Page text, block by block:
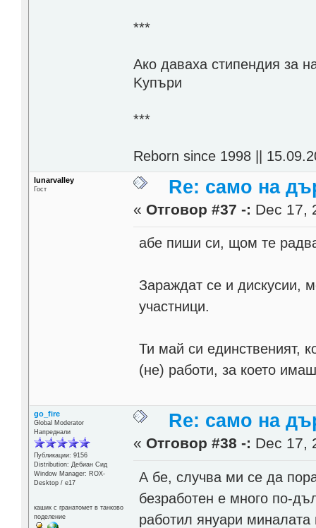
***
Aко даваха стипендия за
Kупъри
***
Reborn since 1998 ||
lunarvalley
Гост Re: само на
« Отговор #37 -: Dec 17,
абе пиши си, щом те
Зараждат се и дискусии,
участници.
Ти май си единственият,
(не) работи, за което
go_fire
Global Moderator
Напреднали
Публикации: 9156
Distribution: Дебиан Сид
Window Manager: ROX-
Desktop / е17
кашик с гранатомет в танково
поделение
Re: само на
« Отговор #38 -: Dec 17,
А бе, случва ми се да
безработен е много по-
работил януари